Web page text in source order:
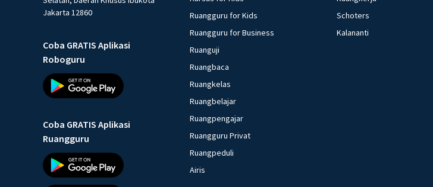
Jakarta 12860
Coba GRATIS Aplikasi
Roboguru
Coba GRATIS Aplikasi
Ruangguru
Ruangguru for Kids
Ruangguru for Business
Ruanguji
Ruangbaca
Ruangkelas
Ruangbelajar
Ruangpengajar
Ruangguru Privat
Ruangpeduli
Airis
Schoters
Kalananti